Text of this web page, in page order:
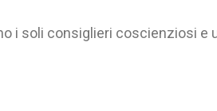
i soli consiglieri coscienziosi e